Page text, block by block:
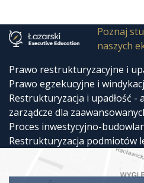
Poznaj
naszych
Prawo restrukturyzacyjne i
Prawo egzekucyjne i
Restrukturyzacja i upadłość -
zarządcze dla
Proces inwestycyjno-
Restrukturyzacja podmiotów